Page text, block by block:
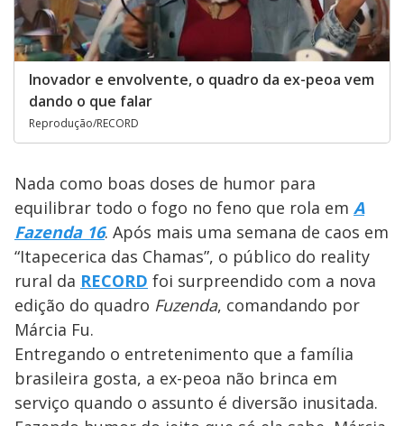
Inovador e envolvente, o quadro da ex-peoa vem
dando o que falar
Reprodução/RECORD
Nada como boas doses de humor para
equilibrar todo o fogo no feno que rola em A
Fazenda 16. Após mais uma semana de caos em
“Itapecerica das Chamas”, o público do reality
rural da RECORD foi surpreendido com a nova
edição do quadro Fuzenda, comandando por
Márcia Fu.
Entregando o entretenimento que a família
brasileira gosta, a ex-peoa não brinca em
serviço quando o assunto é diversão inusitada.